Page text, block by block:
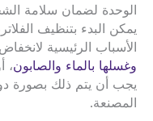
الوحدة لضمان سلامة
يمكن البدء بتنظيف
الأسباب الرئيسية
وغسلها بالماء والصابون،
يجب أن يتم ذلك بصورة
المصنعة.